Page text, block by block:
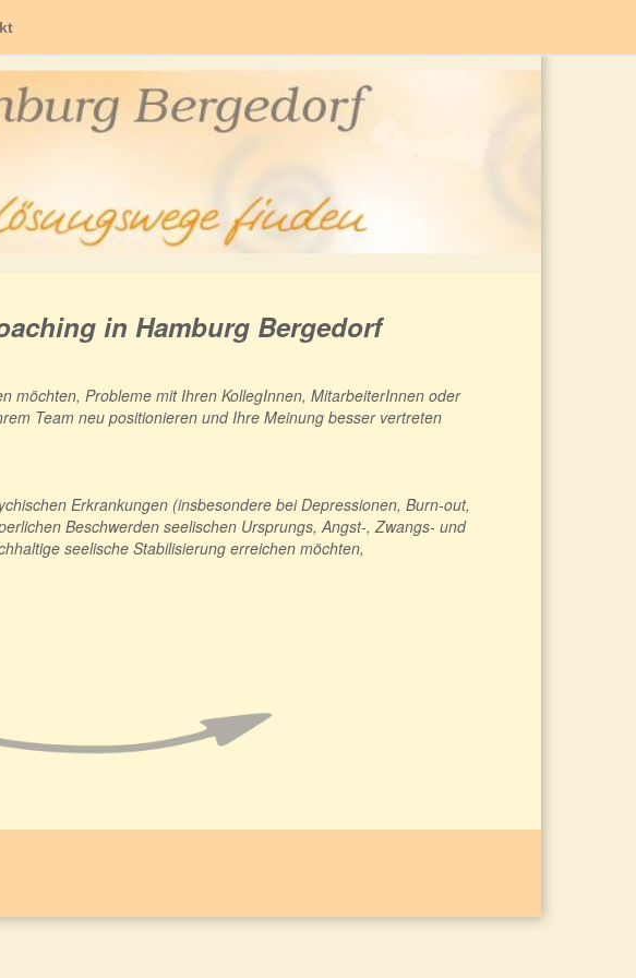
in Hamburg Bergedorf
möchten, Probleme mit Ihren KollegInnen, MitarbeiterInnen oder
Team neu positionieren und Ihre Meinung besser vertreten
Erkrankungen (insbesondere bei Depressionen, Burn-out,
Beschwerden seelischen Ursprungs, Angst-, Zwangs- und
seelische Stabilisierung erreichen möchten,